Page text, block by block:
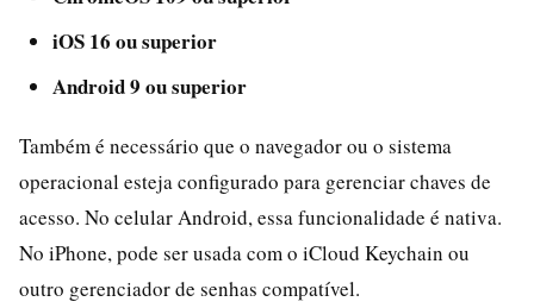
iOS 16 ou superior
Android 9 ou superior
Também é necessário que o navegador ou o sistema
operacional esteja configurado para gerenciar chaves de
acesso. No celular Android, essa funcionalidade é nativa.
No iPhone, pode ser usada com o iCloud Keychain ou
outro gerenciador de senhas compatível.